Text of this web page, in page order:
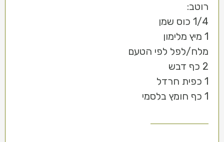
רוטב:
1/4 כוס שמן
1 מיץ מלימון
מלח/לפל לפי הטעם
2 כף דבש
1 כפית חרדל
1 כף חומץ בלסמי